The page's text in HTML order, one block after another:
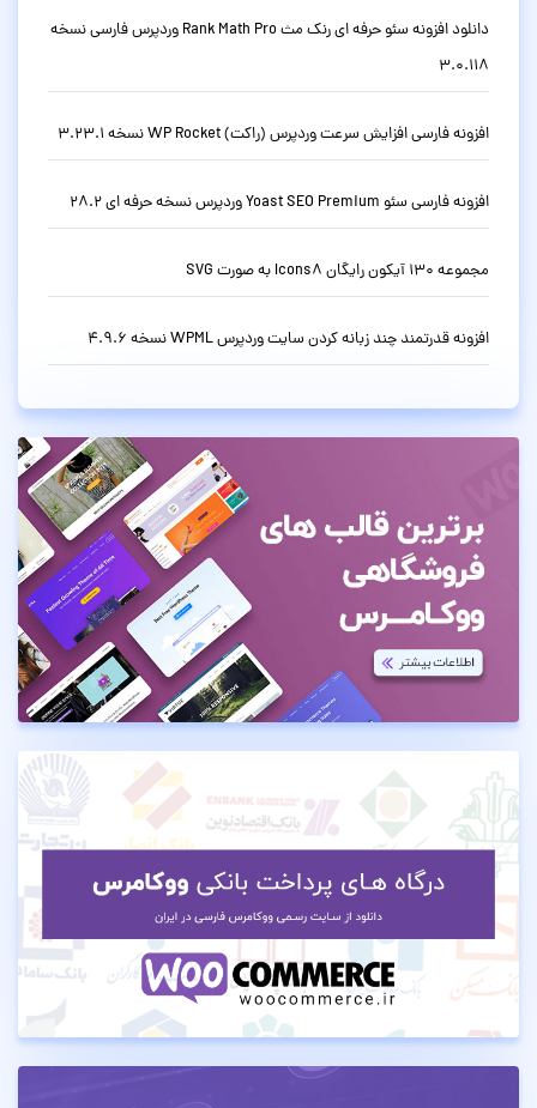
دانلود افزونه سئو حرفه ای رنک مث Rank Math Pro وردپرس فارسی نسخه
3.0.118
افزونه فارسی افزایش سرعت وردپرس (راکت) WP Rocket نسخه 3.23.1
افزونه فارسی سئو Yoast SEO Premium وردپرس نسخه حرفه ای 28.2
مجموعه 130 آیکون رایگان Icons8 به صورت SVG
افزونه قدرتمند چند زبانه کردن سایت وردپرس WPML نسخه 4.9.6